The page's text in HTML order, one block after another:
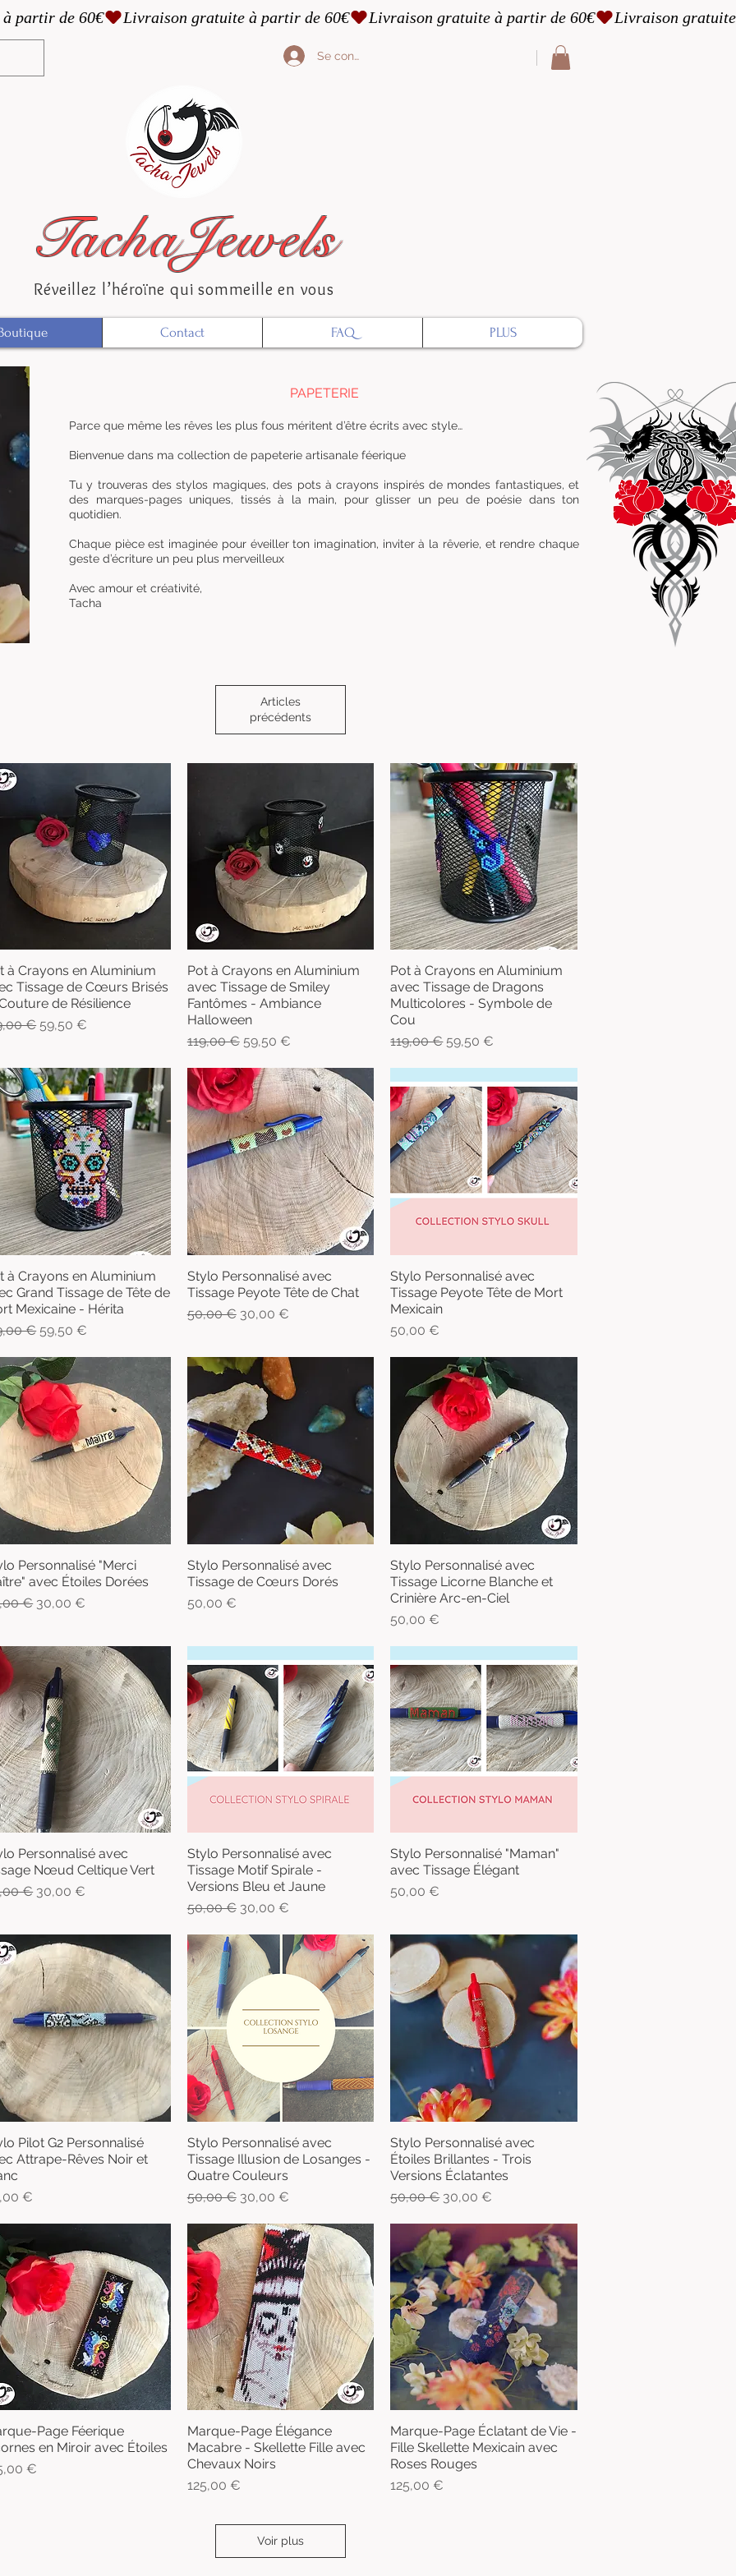
Se connecter
TachaJewels
Réveillez l’héroïne qui sommeille en vous
Contact FAQ PLUS
PAPETERIE
Parce que même les rêves les plus fous méritent d’être écrits avec style…
Bienvenue dans ma collection de papeterie artisanale féerique
Tu y trouveras des stylos magiques, des pots à crayons inspirés de mondes fantastiques, et
des marques-pages uniques, tissés à la main, pour glisser un peu de poésie dans ton
quotidien.
Chaque pièce est imaginée pour éveiller ton imagination, inviter à la rêverie, et rendre chaque
geste d’écriture un peu plus merveilleux
Avec amour et créativité,
Tacha
Articles
précédents
Aperçu rapide
à Crayons en Aluminium
Tissage de Cœurs Brisés
de Résilience
original
€ Prix promotionnel
59,50 €
Aperçu rapide
Pot à Crayons en Aluminium
avec Tissage de Smiley
Fantômes - Ambiance
Halloween
Prix original
119,00 € Prix promotionnel
59,50 €
Aperçu rapide
Pot à Crayons en Aluminium
avec Tissage de Dragons
Multicolores - Symbole de
Cou
Prix original
119,00 € Prix promotionnel
59,50 €
Aperçu rapide
à Crayons en Aluminium
Grand Tissage de Tête de
Mexicaine - Hérita
original
€ Prix promotionnel
59,50 €
Aperçu rapide
Stylo Personnalisé avec
Tissage Peyote Tête de Chat
Prix original
50,00 € Prix promotionnel
30,00 €
Aperçu rapide
Stylo Personnalisé avec
Tissage Peyote Tête de Mort
Mexicain
Prix
50,00 €
Aperçu rapide
Personnalisé "Merci
avec Étoiles Dorées
original
€ Prix promotionnel
30,00 €
Aperçu rapide
Stylo Personnalisé avec
Tissage de Cœurs Dorés
Prix
50,00 €
Aperçu rapide
Stylo Personnalisé avec
Tissage Licorne Blanche et
Crinière Arc-en-Ciel
Prix
50,00 €
Aperçu rapide
Personnalisé avec
Nœud Celtique Vert
original
€ Prix promotionnel
30,00 €
Aperçu rapide
Stylo Personnalisé avec
Tissage Motif Spirale -
Versions Bleu et Jaune
Prix original
50,00 € Prix promotionnel
30,00 €
Aperçu rapide
Stylo Personnalisé "Maman"
avec Tissage Élégant
Prix
50,00 €
Aperçu rapide
Pilot G2 Personnalisé
Attrape-Rêves Noir et
€
Aperçu rapide
Stylo Personnalisé avec
Tissage Illusion de Losanges -
Quatre Couleurs
Prix original
50,00 € Prix promotionnel
30,00 €
Aperçu rapide
Stylo Personnalisé avec
Étoiles Brillantes - Trois
Versions Éclatantes
Prix original
50,00 € Prix promotionnel
30,00 €
Aperçu rapide
Page Féerique
en Miroir avec Étoiles
€
Aperçu rapide
Marque-Page Élégance
Macabre - Skellette Fille avec
Chevaux Noirs
Prix
125,00 €
Aperçu rapide
Marque-Page Éclatant de Vie -
Fille Skellette Mexicain avec
Roses Rouges
Prix
125,00 €
Voir plus